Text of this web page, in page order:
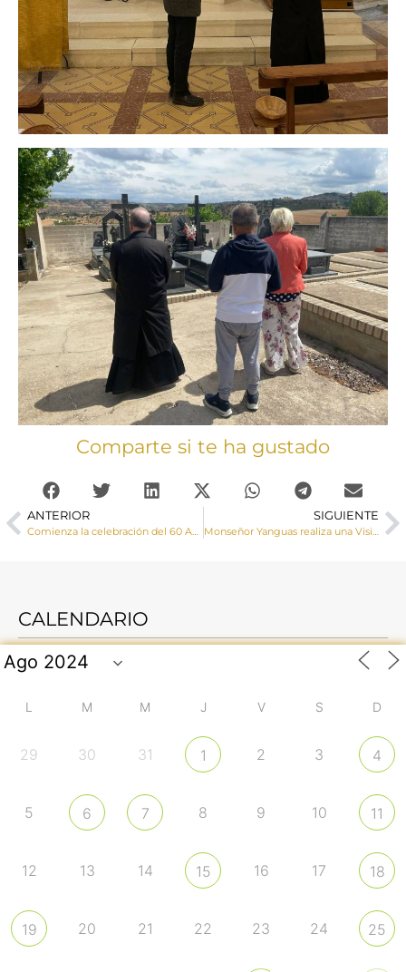
Comparte si te ha gustado
ANTERIOR
Comienza la celebración del 60 Aniversario de Cáritas Diocesana de Cuenca
SIGUIENTE
Monseñor Yanguas realiza una Visita Pastoral a la localidad de Cañaveras
CALENDARIO
L M M J V S D
29 30 31 1 2 3 4
5 6 7 8 9 10 11
12 13 14 15 16 17 18
19 20 21 22 23 24 25